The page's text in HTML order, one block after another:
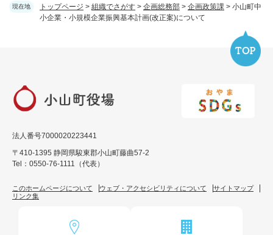
現在地 トップページ > 組織でさがす > 企画総務部 > 企画政策課 > 小山町中
小企業・小規模企業振興基本計画(改正案)について
法人番号7000020223441
〒410-1395 静岡県駿東郡小山町藤曲57-2
Tel：0550-76-1111（代表）
このホームページについて ウェブ・アクセシビリティについて
サイトマップ
リンク集